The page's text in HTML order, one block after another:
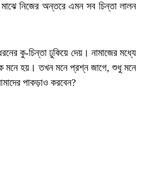
নিজের অন্তরে এমন সব চিন্তা লালন
কু-চিন্তা ঢুকিয়ে দেয়। নামাজের মধ্যে
মনে হয়। তখন মনে প্রশ্ন জাগে, শুধু মনে
পাকড়াও করবেন?